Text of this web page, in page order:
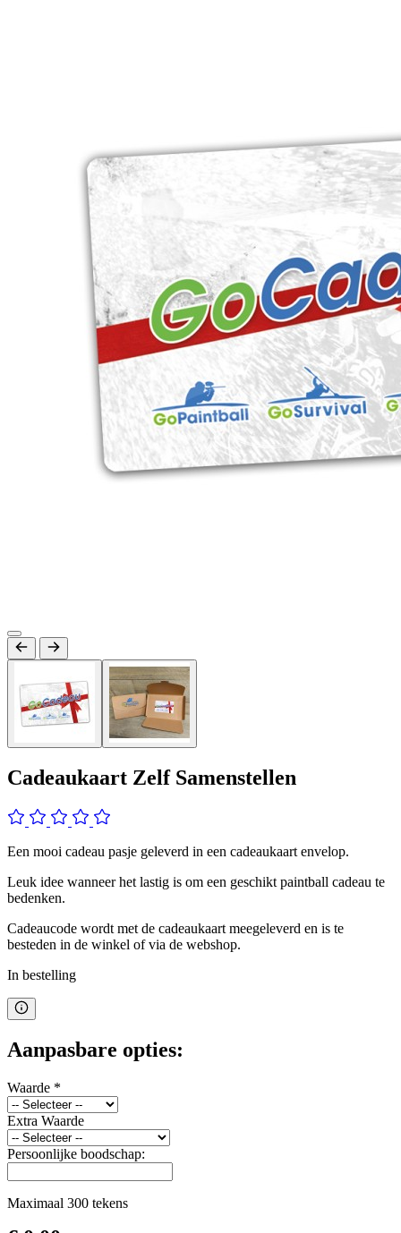
Cadeaukaart Zelf Samenstellen
Een mooi cadeau pasje geleverd in een cadeaukaart envelop.
Leuk idee wanneer het lastig is om een geschikt paintball cadeau te
bedenken.
Cadeaucode wordt met de cadeaukaart meegeleverd en is te
besteden in de winkel of via de webshop.
In bestelling
Aanpasbare opties:
Waarde *
Extra Waarde
Persoonlijke boodschap:
Maximaal 300 tekens